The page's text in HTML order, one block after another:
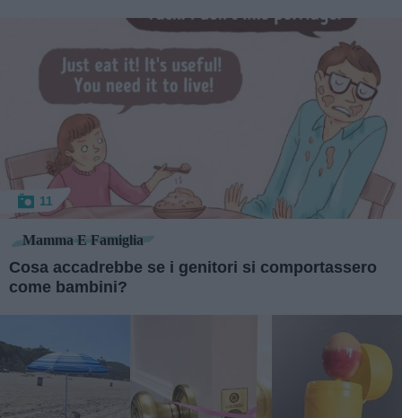
11
Mamma E Famiglia
Cosa accadrebbe se i genitori si comportassero
come bambini?